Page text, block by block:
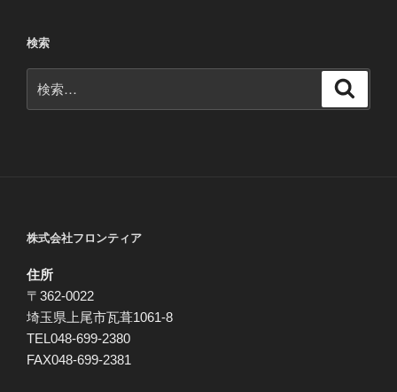
ン
検索
索:
株式会社フロンティア
住所
〒362-0022
埼玉県上尾市瓦葺1061-8
TEL048-699-2380
FAX048-699-2381